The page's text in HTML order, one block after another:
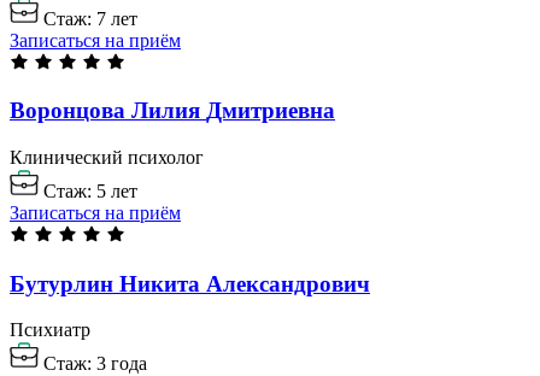
Стаж: 7 лет
Записаться на приём
Воронцова Лилия Дмитриевна
Клинический психолог
Стаж: 5 лет
Записаться на приём
Бутурлин Никита Александрович
Психиатр
Стаж: 3 года